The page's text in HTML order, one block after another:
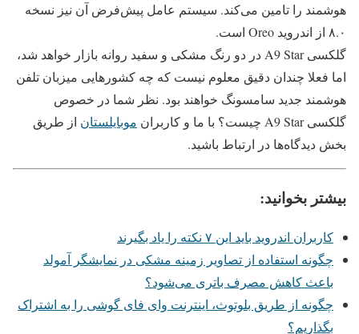
هوشمند را تامین می‌کند. سیستم عامل پیش‌فرض آن نیز نسخه
۸.۰ از اندروید Oreo است.
گلکسی A9 Star در دو رنگ مشکی و سفید روانه بازار خواهد شد،
اما فعلا چندان دقیق معلوم نیست که چه کشور‌هایی میزبان تلفن
هوشمند جدید سامسونگ خواهند بود. نظر شما در خصوص
گلکسی A9 Star چیست؟ با ما و کاربران
موبایلستان از طریق
بخش دیدگاه‌ها در ارتباط باشید.
بیشتر بخوانید:
کاربران اندروید باید این ۷ نکته را یاد بگیرند
چگونه استفاده از تصاویر زمینه مشکی در نمایشگر آمولد
باعث کاهش مصرف باتری می‌شود؟
چگونه از طریق بلوتوث، اینترنت وای فای گوشی را به اشتراک
بگذاریم؟